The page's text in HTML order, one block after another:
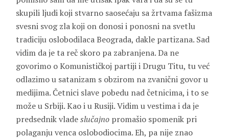
skupili ljudi koji stvarno saosećaju sa žrtvama fašizma
svesni svog zla koji on donosi i ponosni na svetlu
tradiciju oslobodilaca Beograda, dakle partizana. Sad
vidim da je ta reč skoro pa zabranjena. Da ne
govorimo o Komunističkoj partiji i Drugu Titu, tu već
odlazimo u satanizam s obzirom na zvanični govor u
medijima. Četnici slave pobedu nad četnicima, i to se
može u Srbiji. Kao i u Rusiji. Vidim u vestima i da je
predsednik vladeslučajno promašio spomenik pri
polaganju venca oslobodiocima. Eh, pa nije znao